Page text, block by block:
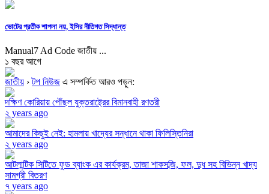
ভোটের প্রতীক শাপলা নয়, ইসির নীতিগত সিদ্ধান্ত
Manual7 Ad Code জাতীয় ...
১ বছর আগে
জাতীয় ›টপ নিউজ এ সম্পর্কিত আরও পড়ুন:
দক্ষিণ কোরিয়ায় পৌঁছল যুক্তরাষ্ট্রের বিমানবাহী রণতরী
২ years ago
আমাদের কিছুই নেই: হামলায় খাদ্যের সন্ধানে থাকা ফিলিস্তিনিরা
২ years ago
আটলান্টিক সিটিতে ফুড ব্যাংক এর কার্যক্রম, তাজা শাকসব্জি, ফল, দুধ সহ বিভিন্ন খাদ্য
সামগ্রী বিতরণ
৭ years ago